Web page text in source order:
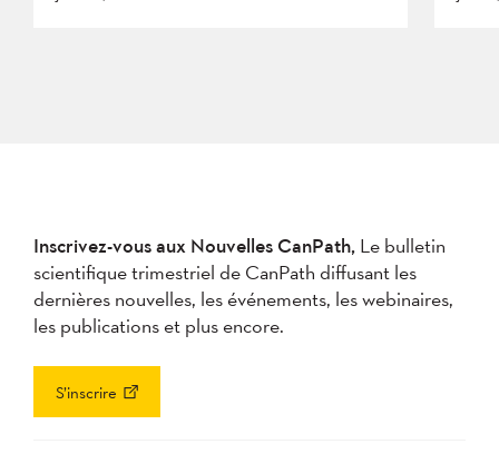
Inscrivez-vous aux Nouvelles CanPath, Le bulletin
scientifique trimestriel de CanPath diffusant les
dernières nouvelles, les événements, les webinaires,
les publications et plus encore.
S’inscrire